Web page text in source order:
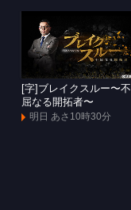
[字]ブレイクスルー〜不
屈なる開拓者〜
明日 あさ10時30分